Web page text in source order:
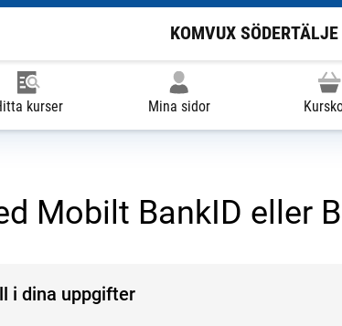
KOMVUX SÖDERTÄLJE
kurser Mina sidor
Mobilt BankID eller
i dina uppgifter